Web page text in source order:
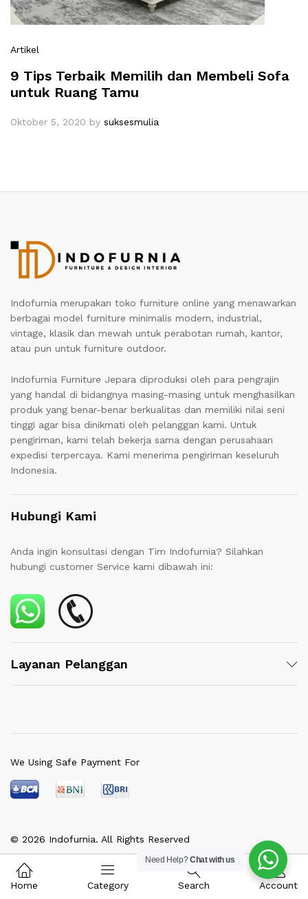
Artikel
9 Tips Terbaik Memilih dan Membeli Sofa
untuk Ruang Tamu
Oktober 5, 2020 by suksesmulia
Indofurnia merupakan toko furniture online yang menawarkan
berbagai model furniture minimalis modern, industrial,
vintage, klasik dan mewah untuk perabotan rumah, kantor,
atau pun untuk furniture outdoor.
Indofurnia Furniture Jepara diproduksi oleh para pengrajin
yang handal di bidangnya masing-masing untuk menghasilkan
produk yang benar-benar berkualitas dan memiliki nilai seni
tinggi agar bisa dinikmati oleh pelanggan kami. Untuk
pengiriman, kami telah bekerja sama dengan perusahaan
expedisi terpercaya. Kami menerima pengiriman keseluruh
Indonesia.
Hubungi Kami
Anda ingin konsultasi dengan Tim Indofurnia? Silahkan
hubungi customer Service kami dibawah ini:
Layanan Pelanggan
© 2026 Indofurnia. All Rights Reserved
We Using Safe Payment For
Need Help?Chat with us
Home Category Search Account